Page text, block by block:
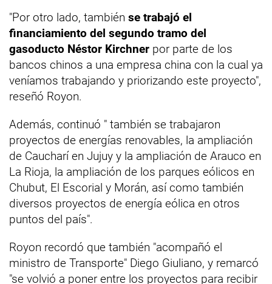
"Por otro lado, también se trabajó el
financiamiento del segundo tramo del
gasoducto Néstor Kirchner por parte de los
bancos chinos a una empresa china con la cual ya
veníamos trabajando y priorizando este proyecto",
reseñó Royon.
Además, continuó " también se trabajaron
proyectos de energías renovables, la ampliación
de Caucharí en Jujuy y la ampliación de Arauco en
La Rioja, la ampliación de los parques eólicos en
Chubut, El Escorial y Morán, así como también
diversos proyectos de energía eólica en otros
puntos del país".
Royon recordó que también "acompañó el
ministro de Transporte" Diego Giuliano, y remarcó
"se volvió a poner entre los proyectos para recibir